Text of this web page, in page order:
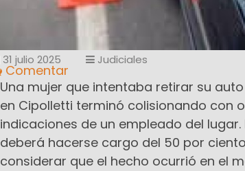
31 julio 2025 Judiciales
Comentar
Una mujer que intentaba retirar su
en Cipolletti terminó colisionando con
indicaciones de un empleado del
deberá hacerse cargo del 50 por
considerar que el hecho ocurrió en el